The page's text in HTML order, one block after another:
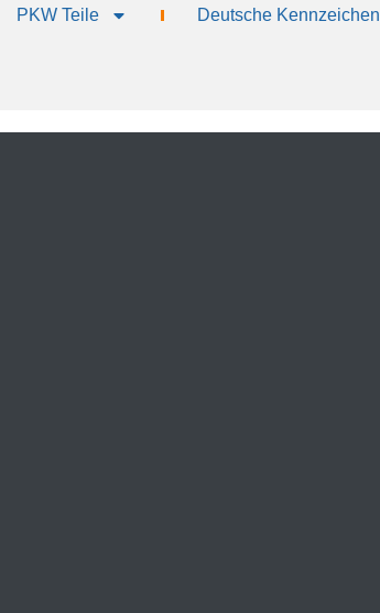
PKW Teile Deutsche Kennzeichen